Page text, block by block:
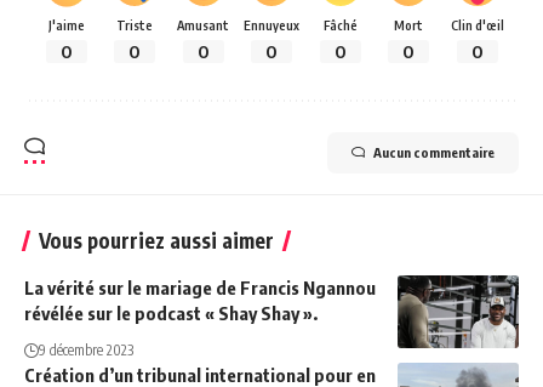
J'aime
0
Triste
0
Amusant
0
Ennuyeux
0
Fâché
0
Mort
0
Clin d'œil
0
Aucun commentaire
Vous pourriez aussi aimer
La vérité sur le mariage de Francis Ngannou
révélée sur le podcast « Shay Shay ».
9 décembre 2023
Création d’un tribunal international pour en